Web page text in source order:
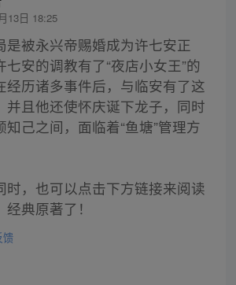
13日 18:25
是被永兴帝赐婚成为许七安正
安的调教有了“夜店小女王”的
经历诸多事件后，与临安有了这
并且他还使怀庆诞下龙子，同时
己之间，面临着“鱼塘”管理方
时，也可以点击下方链接来阅读
经典原著了！
馈